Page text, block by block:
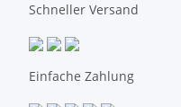
Schneller Versand
Einfache Zahlung